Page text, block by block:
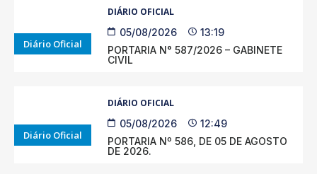
Diário Oficial
DIÁRIO OFICIAL
05/08/2026
13:19
PORTARIA N° 587/2026 – GABINETE
CIVIL
Diário Oficial
DIÁRIO OFICIAL
05/08/2026
12:49
PORTARIA Nº 586, DE 05 DE AGOSTO
DE 2026.